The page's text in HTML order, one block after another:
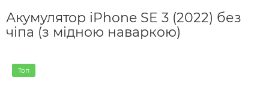
Акумулятор iPhone SE 3 (2022) без
чіпа (з мідною наваркою)
Топ